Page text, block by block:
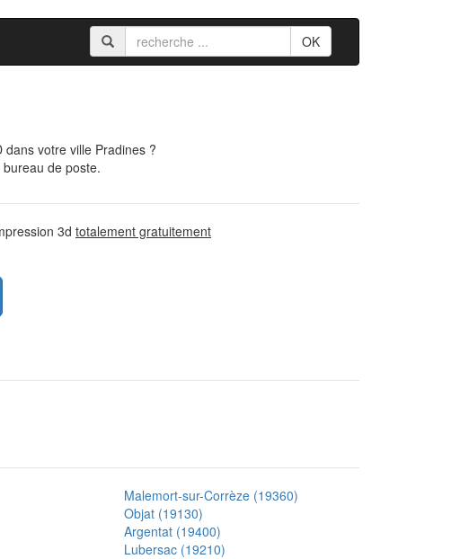
OK
votre ville Pradines ?
de poste.
3d totalement gratuitement
Malemort-sur-Corrèze (19360)
Objat (19130)
Argentat (19400)
Lubersac (19210)